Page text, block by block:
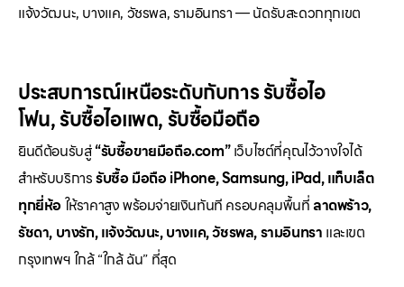
แจ้งวัฒนะ, บางแค, วัชรพล, รามอินทรา — นัดรับสะดวกทุกเขต
ประสบการณ์เหนือระดับกับการรับซื้อไอ
โฟน,รับซื้อไอแพด,รับซื้อมือถือ
ยินดีต้อนรับสู่“รับซื้อขายมือถือ.com”เว็บไซต์ที่คุณไว้วางใจได้
สำหรับบริการรับซื้อ มือถือ iPhone, Samsung, iPad, แท็บเล็ต
ทุกยี่ห้อให้ราคาสูง พร้อมจ่ายเงินทันที ครอบคลุมพื้นที่ลาดพร้าว,
รัชดา, บางรัก, แจ้งวัฒนะ, บางแค, วัชรพล, รามอินทรา และเขต
กรุงเทพฯ ใกล้ “ใกล้ ฉัน” ที่สุด